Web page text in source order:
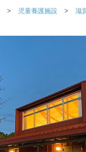
児童養護施設 滋